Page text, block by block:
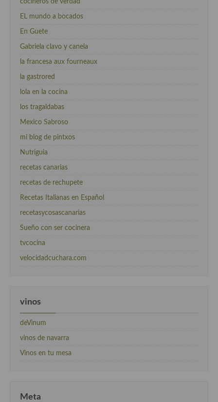
cocineros de verdad
EL mundo a bocados
En Guete
Gabriela clavo y canela
la francesa aux fourneaux
la gastrored
lola en la cocina
los tragaldabas
Mexico Sabroso
mi blog de pintxos
Nutriguia
recetas canarias
recetas de rechupete
Recetas Italianas en Español
recetasycosascanarias
Sueño con ser cocinera
tvcocina
velocidadcuchara.com
vinos
deVinum
vinos de navarra
Vinos en tu mesa
Meta